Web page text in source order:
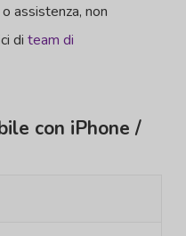
assistenza, non
diteam di
con iPhone /